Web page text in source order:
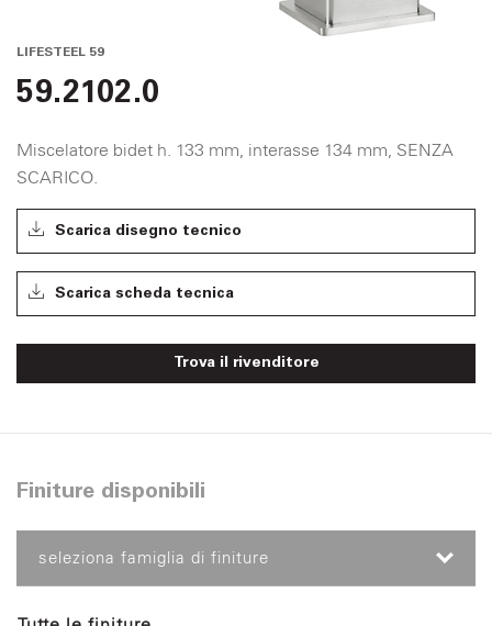
LIFESTEEL 59
59.2102.0
Miscelatore bidet h. 133 mm, interasse 134 mm, SENZA
SCARICO.
Scarica disegno tecnico
Scarica scheda tecnica
Trova il rivenditore
Finiture disponibili
seleziona famiglia di finiture